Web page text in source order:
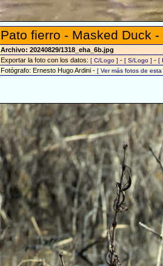
Pato fierro - Masked Duck -
Archivo: 20240829/1318_eha_6b.jpg
Exportar la foto con los datos: [ C/Logo ] - [ S/Logo ] - [
Fotógrafo: Ernesto Hugo Ardini - [ Ver más fotos de